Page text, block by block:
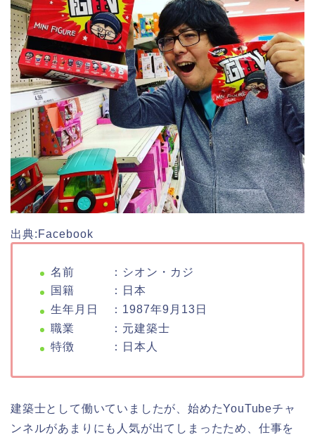
出典:Facebook
名前 ：シオン・カジ
国籍 ：日本
生年月日 ：1987年9月13日
職業 ：元建築士
特徴 ：日本人
建築士として働いていましたが、始めたYouTubeチャ
ンネルがあまりにも人気が出てしまったため、仕事を